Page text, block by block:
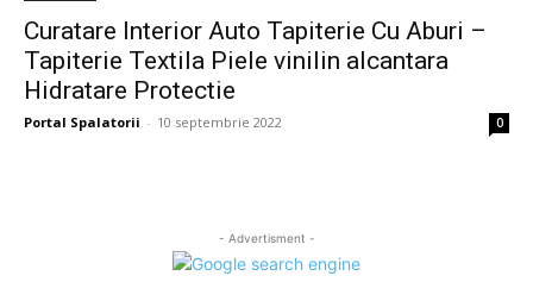
Curatare Interior Auto Tapiterie Cu Aburi –
Tapiterie Textila Piele vinilin alcantara
Hidratare Protectie
Portal Spalatorii - 10 septembrie 2022 0
- Advertisment -